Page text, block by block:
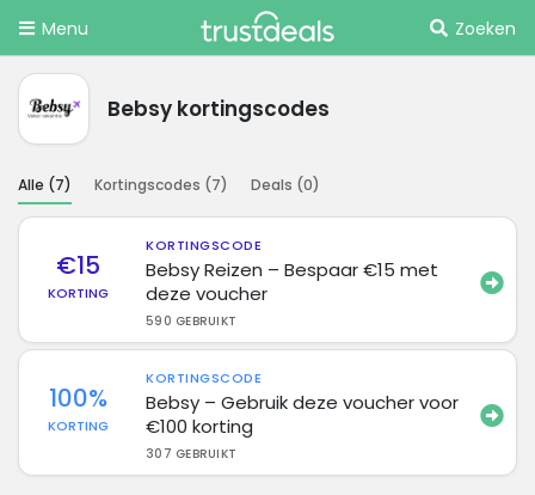
Menu Zoeken
Bebsy kortingscodes
Alle (7) Kortingscodes (7) Deals (0)
€15
KORTING
KORTINGSCODE
Bebsy Reizen – Bespaar €15 met
deze voucher
590 GEBRUIKT
100%
KORTING
KORTINGSCODE
Bebsy – Gebruik deze voucher voor
€100 korting
307 GEBRUIKT